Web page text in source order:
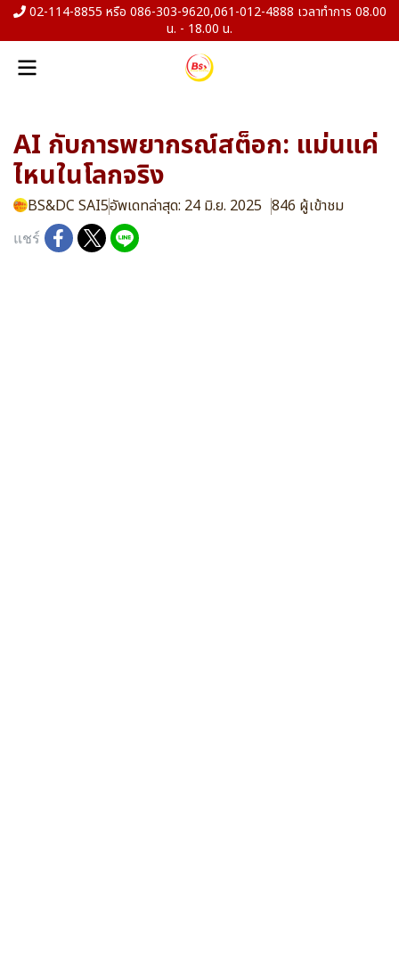
02-114-8855 หรือ 086-303-9620,061-012-4888 เวลาทำการ 08.00
น. - 18.00 น.
AI กับการพยากรณ์สต็อก: แม่นแค่
ไหนในโลกจริง
BS&DC SAI5อัพเดทล่าสุด: 24 มิ.ย. 2025 846 ผู้เข้าชม
แชร์